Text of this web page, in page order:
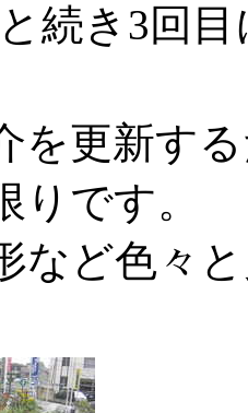
続き3回
を更新す
りです。
など色々